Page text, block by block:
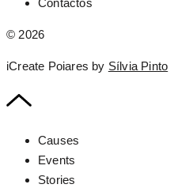
Contactos
© 2026
iCreate Poiares by Sílvia Pinto
Causes
Events
Stories